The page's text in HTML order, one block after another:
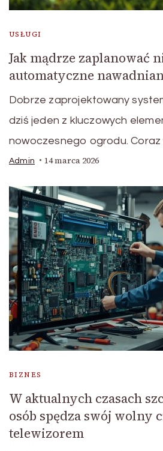
USŁUGI
Jak mądrze zaplanować
automatyczne
Dobrze zaprojektowany
dziś jeden z kluczowych
nowoczesnego ogrodu.
Admin 14 marca 2026
BIZNES
W aktualnych czasach
osób spędza swój wolny
telewizorem